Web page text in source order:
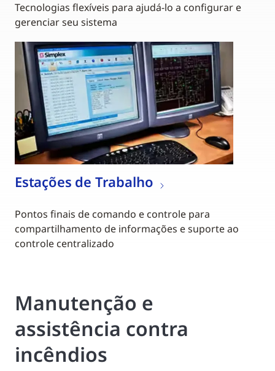
Tecnologias flexíveis para ajudá-lo a configurar e
gerenciar seu sistema
Estações de Trabalho
Pontos finais de comando e controle para
compartilhamento de informações e suporte ao
controle centralizado
Manutenção e
assistência contra
incêndios